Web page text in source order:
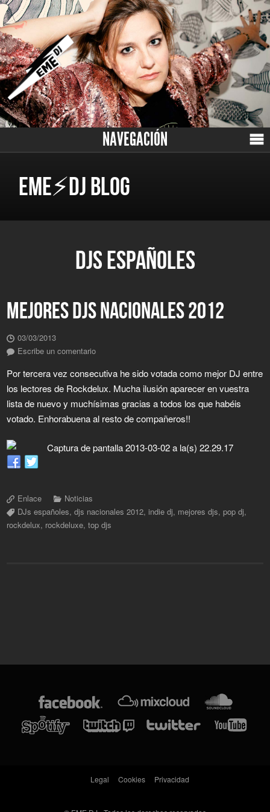
NAVEGACIÓN
EME⚡DJ BLOG
DJS ESPAÑOLES
MEJORES DJS NACIONALES 2012
03/03/2013
Escribe un comentario
Por tercera vez consecutiva he sido votada como mejor DJ entre
los lectores de Rockdelux. Mucha ilusión aparecer en vuestra
lista de nuevo y muchísimas gracias a todos los que habéis
votado. Enhorabuena al resto de compañeros!!
Enlace
Noticias
DJs españoles,djs nacionales 2012,indie dj, mejores djs,pop dj,
rockdelux, rockdeluxe,top djs
Legal Cookies Privacidad